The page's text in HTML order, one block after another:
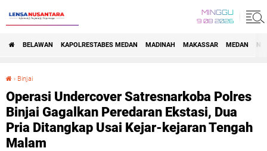
MINGGU
9 08 2026
BELAWAN KAPOLRESTABES MEDAN MADINAH MAKASSAR MEDAN
› Binjai
Operasi Undercover Satresnarkoba Polres
Binjai Gagalkan Peredaran Ekstasi, Dua
Pria Ditangkap Usai Kejar-kejaran Tengah
Malam